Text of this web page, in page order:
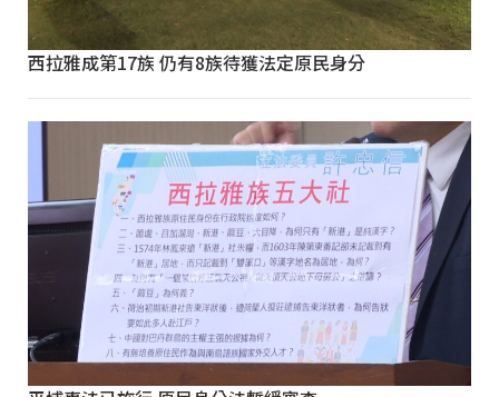
西拉雅成第17族 仍有8族待獲法定原民身分